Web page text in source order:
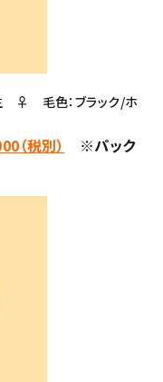
♀ 毛色：ブラック/ホ
（税別）
※パック